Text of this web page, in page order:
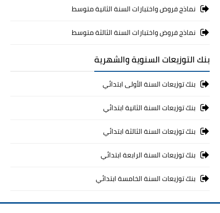
نماذج فروض واختبارات السنة الثانية متوسط
نماذج فروض واختبارات السنة الثالثة متوسط
بنك التوزيعات السنوية والشهرية
بنك توزيعات السنة الأولى ابتدائي
بنك توزيعات السنة الثانية ابتدائي
بنك توزيعات السنة الثالثة ابتدائي
بنك توزيعات السنة الرابعة ابتدائي
بنك توزيعات السنة الخامسة ابتدائي